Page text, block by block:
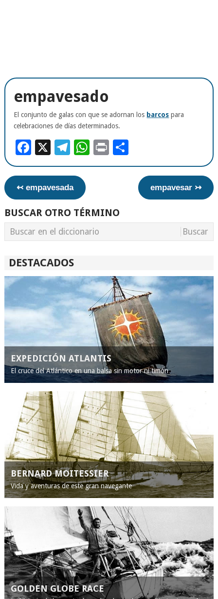
empavesado
El conjunto de galas con que se adornan los barcos para
celebraciones de días determinados.
Facebook
X Telegram
WhatsApp
Print
↢ empavesada empavesar ↣
BUSCAR OTRO TÉRMINO
DESTACADOS
EXPEDICIÓN ATLANTIS
El cruce del Atlántico en una balsa sin motor ni timón
BERNARD MOITESSIER
Vida y aventuras de este gran navegante
GOLDEN GLOBE RACE